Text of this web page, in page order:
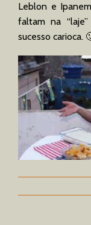
Leblon e
faltam na
sucesso carioca.